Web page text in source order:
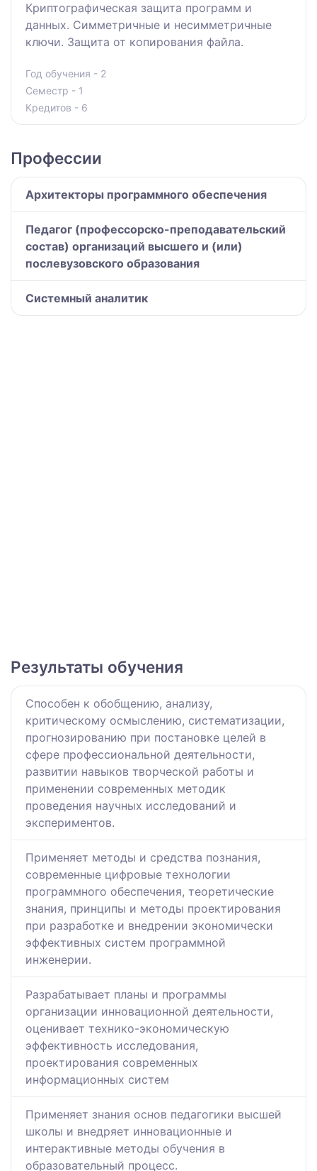
Криптографическая защита программ и
данных. Симметричные и несимметричные
ключи. Защита от копирования файла.
Год обучения - 2
Семестр - 1
Кредитов - 6
Профессии
Архитекторы программного обеспечения
Педагог (профессорско-преподавательский
состав) организаций высшего и (или)
послевузовского образования
Системный аналитик
Результаты обучения
Способен к обобщению, анализу,
критическому осмыслению, систематизации,
прогнозированию при постановке целей в
сфере профессиональной деятельности,
развитии навыков творческой работы и
применении современных методик
проведения научных исследований и
экспериментов.
Применяет методы и средства познания,
современные цифровые технологии
программного обеспечения, теоретические
знания, принципы и методы проектирования
при разработке и внедрении экономически
эффективных систем программной
инженерии.
Разрабатывает планы и программы
организации инновационной деятельности,
оценивает технико-экономическую
эффективность исследования,
проектирования современных
информационных систем
Применяет знания основ педагогики высшей
школы и внедряет инновационные и
интерактивные методы обучения в
образовательный процесс.